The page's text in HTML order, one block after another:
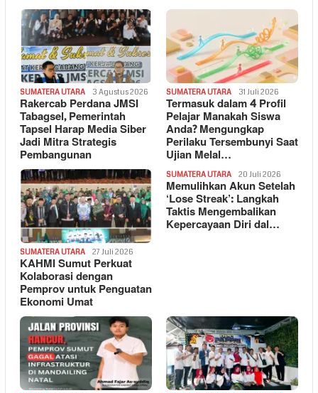
SUMATERA UTARA 3 Agustus 2026
Rakercab Perdana JMSI
Tabagsel, Pemerintah
Tapsel Harap Media Siber
Jadi Mitra Strategis
Pembangunan
SUMATERA UTARA 31 Juli 2026
Termasuk dalam 4 Profil
Pelajar Manakah Siswa
Anda? Mengungkap
Perilaku Tersembunyi Saat
Ujian Melal…
SUMATERA UTARA 27 Juli 2026
KAHMI Sumut Perkuat
Kolaborasi dengan
Pemprov untuk Penguatan
Ekonomi Umat
SUMATERA UTARA 20 Juli 2026
Memulihkan Akun Setelah
‘Lose Streak’: Langkah
Taktis Mengembalikan
Kepercayaan Diri dal…